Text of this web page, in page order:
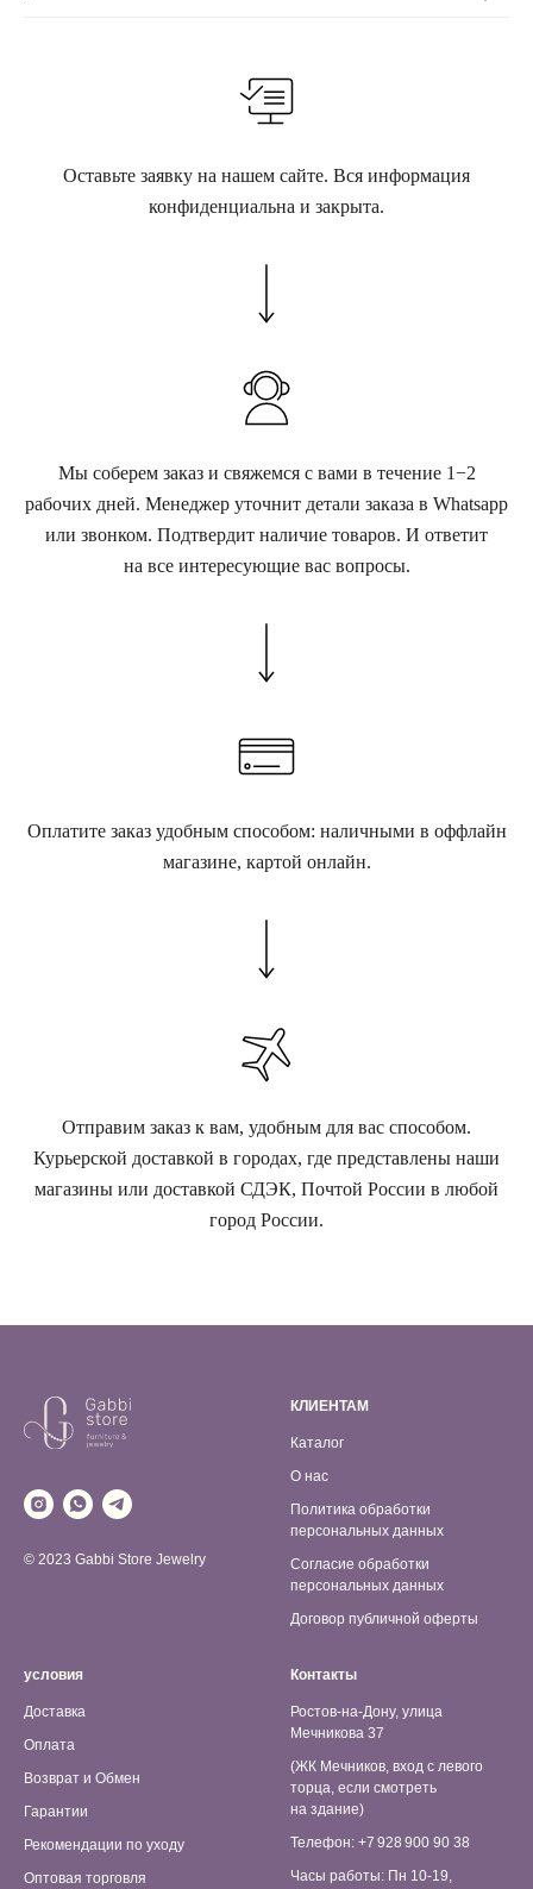
Оставьте заявку на нашем сайте. Вся информация
конфиденциальна и закрыта.
Мы соберем заказ и свяжемся с вами в течение 1−2
рабочих дней. Менеджер уточнит детали заказа в Whatsapp
или звонком. Подтвердит наличие товаров. И ответит
на все интересующие вас вопросы.
Оплатите заказ удобным способом: наличными в оффлайн
магазине, картой онлайн.
Отправим заказ к вам, удобным для вас способом.
Курьерской доставкой в городах, где представлены наши
магазины или доставкой СДЭК, Почтой России в любой
город России.
© 2023 Gabbi Store Jewelry
КЛИЕНТАМ
Каталог
О нас
Политика обработки
персональных данных
Согласие обработки
персональных данных
Договор публичной оферты
условия
Доставка
Оплата
Возврат и Обмен
Гарантии
Рекомендации по уходу
Оптовая торговля
Контакты
Ростов-на-Дону, улица
Мечникова 37
(ЖК Мечников, вход с левого
торца, если смотреть
на здание)
Телефон: +7 928 900 90 38
Часы работы: Пн 10-19,